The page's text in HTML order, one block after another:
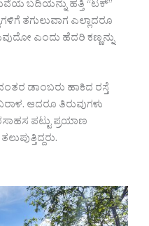
ಬದಿಯನ್ನು ಹತ್ತಿ “ಟಕ್”
ತಗುಲುವಾಗ ಎಲ್ಲಾದರೂ
ಎಂದು ಹೆದರಿ ಕಣ್ಣನ್ನು
ಡಾಂಬರು ಹಾಕಿದ ರಸ್ತೆ
ಆದರೂ ತಿರುವುಗಳು
ಪಟ್ಟು ಪ್ರಯಾಣ